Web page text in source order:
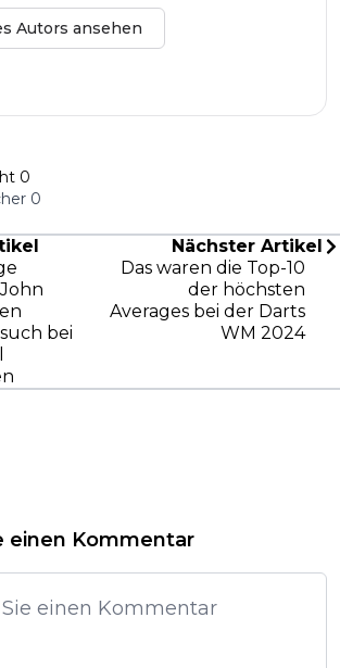
Autors ansehen
0
0
bei
Nächster Artikel
Das waren die Top-10
der höchsten
Averages bei der Darts
WM 2024
einen Kommentar